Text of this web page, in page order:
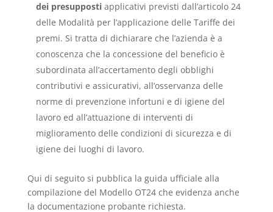
dei presuppostiapplicativi previsti dall’articolo 24
delle Modalità per l’applicazione delle Tariffe dei
premi. Si tratta di dichiarare che l’azienda è a
conoscenza che la concessione del beneficio è
subordinata all’accertamento degli obblighi
contributivi e assicurativi, all’osservanza delle
norme di prevenzione infortuni e di igiene del
lavoro ed all’attuazione di interventi di
miglioramento delle condizioni di sicurezza e di
igiene dei luoghi di lavoro.
Qui di seguito si pubblica la guida ufficiale alla
compilazione del Modello OT24 che evidenza anche
la documentazione probante richiesta.